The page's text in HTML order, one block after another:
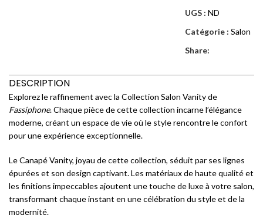
UGS : ND
Catégorie : Salon
Share:
DESCRIPTION
Explorez le raffinement avec la Collection Salon Vanity de
Fassiphone. Chaque pièce de cette collection incarne l’élégance
moderne, créant un espace de vie où le style rencontre le confort
pour une expérience exceptionnelle.
Le Canapé Vanity, joyau de cette collection, séduit par ses lignes
épurées et son design captivant. Les matériaux de haute qualité et
les finitions impeccables ajoutent une touche de luxe à votre salon,
transformant chaque instant en une célébration du style et de la
modernité.